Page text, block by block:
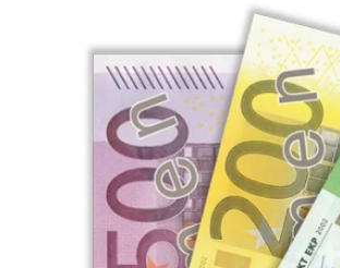
Şirket Haberleri